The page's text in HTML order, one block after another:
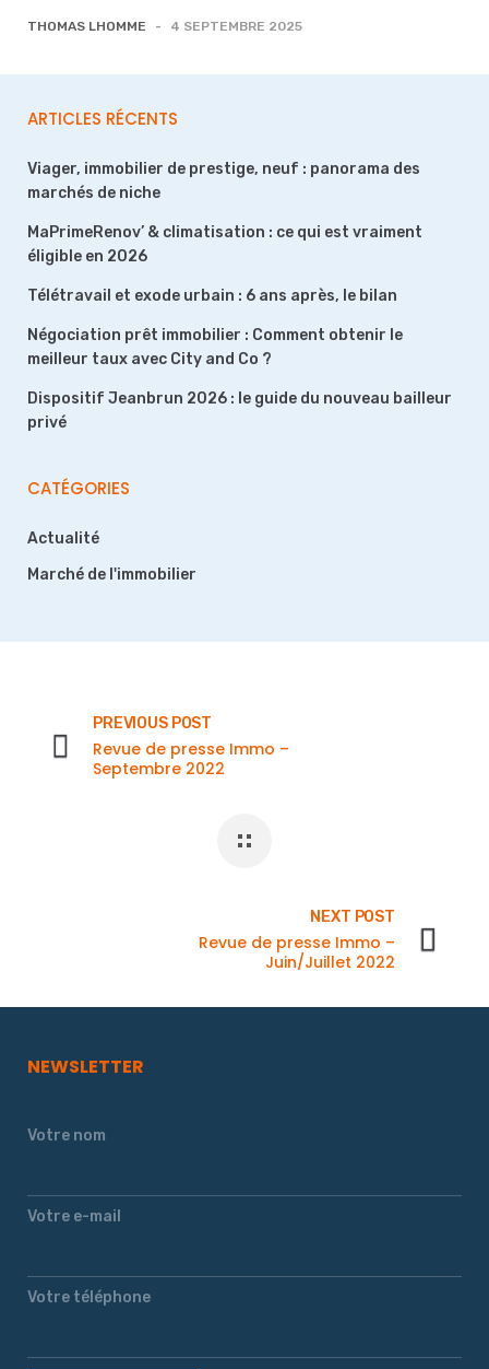
THOMAS LHOMME - 4 SEPTEMBRE 2025
ARTICLES RÉCENTS
Viager, immobilier de prestige, neuf : panorama des
marchés de niche
MaPrimeRenov’ & climatisation : ce qui est vraiment
éligible en 2026
Télétravail et exode urbain : 6 ans après, le bilan
Négociation prêt immobilier : Comment obtenir le
meilleur taux avec City and Co ?
Dispositif Jeanbrun 2026 : le guide du nouveau bailleur
privé
CATÉGORIES
Actualité
Marché de l'immobilier
PREVIOUS POST
Revue de presse Immo –
Septembre 2022
NEXT POST
Revue de presse Immo –
Juin/Juillet 2022
NEWSLETTER
Votre nom
Votre e-mail
Votre téléphone